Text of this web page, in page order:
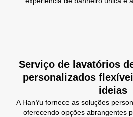
Serviço de lavatórios
personalizados
ideias
A HanYu fornece as soluções
oferecendo opções abrangentes